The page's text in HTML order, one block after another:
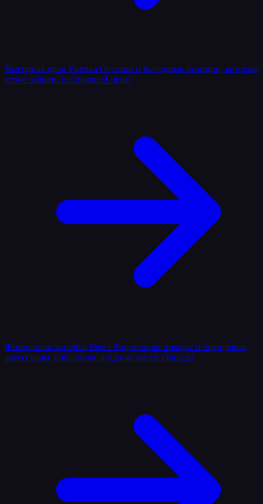
Выгодная цена Уценка Остатки и выгодные позиции, которые
стоит забрать по хорошей цене.
Фирменная линейка Мерч Фирменные товары и брендовые
аксессуары, собранные в одном месте. Одежда